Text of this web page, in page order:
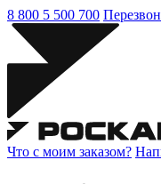
8 800 5 500 700
Что с моим заказом?